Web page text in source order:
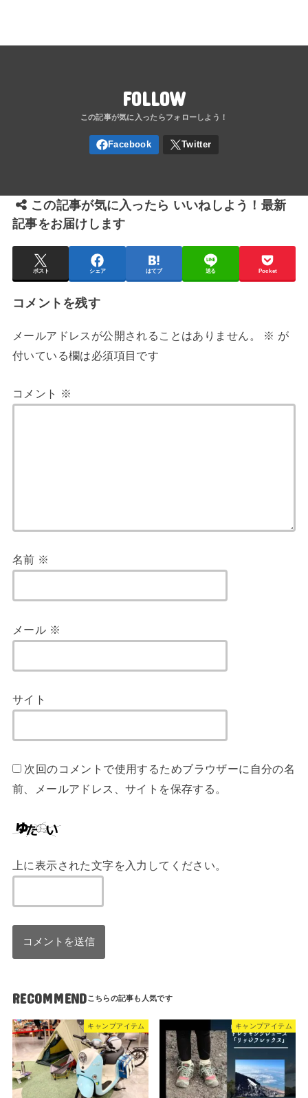
FOLLOW
この記事が気に入ったら いいねしよう！最新
記事をお届けします
ポスト シェア はてブ 送る Pocket
コメントを残す
メールアドレスが公開されることはありません。 ※ が
付いている欄は必須項目です
コメント ※
名前 ※
メール ※
サイト
次回のコメントで使用するためブラウザーに自分の名
前、メールアドレス、サイトを保存する。
上に表示された文字を入力してください。
RECOMMEND
キャンプアイテム キャンプアイテム